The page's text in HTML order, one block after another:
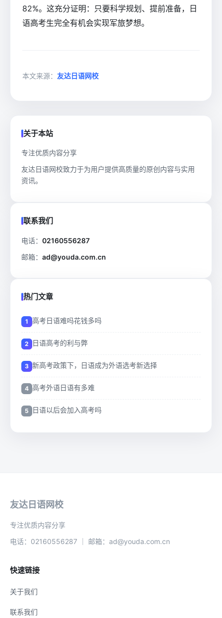
82%。这充分证明：只要科学规划、提前准备，日
语高考生完全有机会实现军旅梦想。
本文来源： 友达日语网校
关于本站
专注优质内容分享
友达日语网校致力于为用户提供高质量的原创内容与实用
资讯。
联系我们
电话： 02160556287
邮箱： ad@youda.com.cn
热门文章
高考日语难吗花钱多吗
日语高考的利与弊
新高考政策下，日语成为外语选考新选择
高考外语日语有多难
日语以后会加入高考吗
友达日语网校
专注优质内容分享
电话：02160556287 ｜ 邮箱：ad@youda.com.cn
快速链接
关于我们
联系我们